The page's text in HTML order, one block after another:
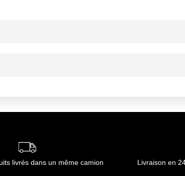
livrés dans un même camion Livraison en